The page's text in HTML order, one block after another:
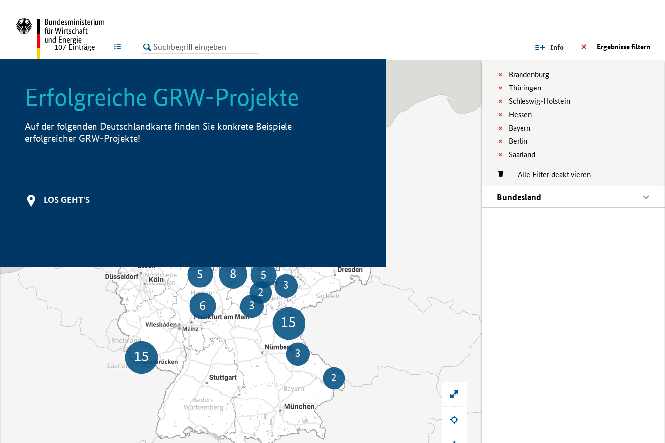
LISTE Ergebnisse filtern
Info
Brandenburg
Thüringen
Schleswig-Holstein
Hessen
Bayern
Berlin
Saarland
Alle Filter deaktivieren
Bundesland
107 Einträge
Erfolgreiche GRW-Projekte
Auf der folgenden Deutschlandkarte finden Sie konkrete Beispiele
erfolgreicher GRW-Projekte!
LOS GEHT'S